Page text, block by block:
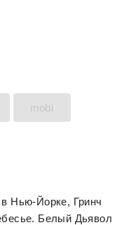
mobi
Нью-Йорке, Гринч
Белый Дьявол